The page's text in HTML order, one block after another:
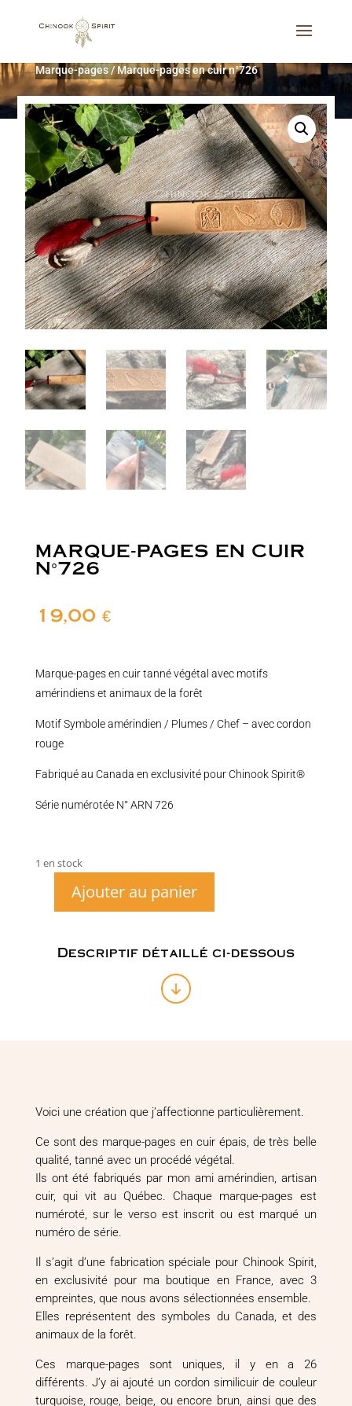
Décoration d'intérieur
Marque-pages/Marque-pages en cuir n°726
MARQUE-PAGES EN CUIR
N°726
19,00 €
Marque-pages en cuir tanné végétal avec motifs
amérindiens et animaux de la forêt
Motif Symbole amérindien / Plumes / Chef – avec cordon
rouge
Fabriqué au Canada en exclusivité pour Chinook Spirit®
Série numérotée N° ARN 726
1 en stock
quantitéAjouter au panier
Descriptif détaillé ci-dessous
Voici une création que j’affectionne particulièrement.
Ce sont des marque-pages en cuir épais, de très belle
qualité, tanné avec un procédé végétal.
Ils ont été fabriqués par mon ami amérindien, artisan
cuir, qui vit au Québec. Chaque marque-pages est
numéroté, sur le verso est inscrit ou est marqué un
numéro de série.
Il s’agit d’une fabrication spéciale pour Chinook Spirit,
en exclusivité pour ma boutique en France, avec 3
empreintes, que nous avons sélectionnées ensemble.
Elles représentent des symboles du Canada, et des
animaux de la forêt.
Ces marque-pages sont uniques, il y en a 26
différents. J’y ai ajouté un cordon similicuir de couleur
turquoise, rouge, beige, ou encore brun, ainsi que des